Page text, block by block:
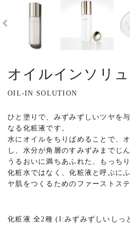
オイルインソリ
OIL-IN SOLUTION
ひと塗りで、みずみずしいツヤを
なる化粧液です。
水にオイルをちりばめることで、
し、水分が角層のすみずみまでじ
うるおいに満ちあふれた、もっち
化粧水ではなく、化粧液と呼ぶに
ヤ肌をつくるためのファーストステ
化粧液 全2種 (I:みずみずしいし